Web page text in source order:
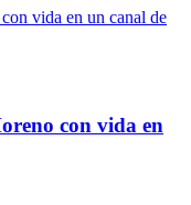
con vida en